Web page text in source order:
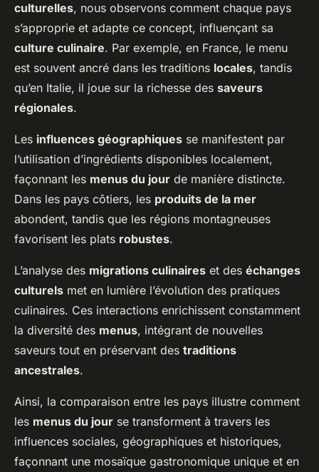
culturelles, nous observons comment chaque pays
s’approprie et adapte ce concept, influençant sa
culture culinaire. Par exemple, en France, le menu
est souvent ancré dans les traditions locales, tandis
qu’en Italie, il joue sur la richesse des saveurs
régionales.
Les influences géographiques se manifestent par
l’utilisation d’ingrédients disponibles localement,
façonnant les menus du jour de manière distincte.
Dans les pays côtiers, les produits de la mer
abondent, tandis que les régions montagneuses
favorisent les plats robustes.
L’analyse des migrations culinaires et des échanges
culturels met en lumière l’évolution des pratiques
culinaires. Ces interactions enrichissent constamment
la diversité des menus, intégrant de nouvelles
saveurs tout en préservant des traditions
ancestrales.
Ainsi, la comparaison entre les pays illustre comment
les menus du jour se transforment à travers les
influences sociales, géographiques et historiques,
façonnant une mosaïque gastronomique unique et en